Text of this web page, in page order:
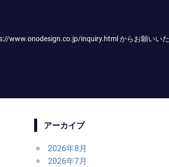
www.onodesign.co.jp/inquiry.html からお願いいた
アーカイブ
2026年8月
2026年7月